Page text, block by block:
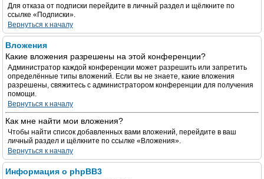
Для отказа от подписки перейдите в личный раздел и щёлкните по
ссылке «Подписки».
Вернуться к началу
Вложения
Какие вложения разрешены на этой конференции?
Администратор каждой конференции может разрешить или запретить
определённые типы вложений. Если вы не знаете, какие вложения
разрешены, свяжитесь с администратором конференции для получения
помощи.
Вернуться к началу
Как мне найти мои вложения?
Чтобы найти список добавленных вами вложений, перейдите в ваш
личный раздел и щёлкните по ссылке «Вложения».
Вернуться к началу
Информация о phpBB3